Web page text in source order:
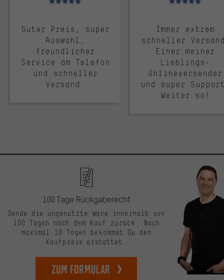
Guter Preis, super
Auswahl,
freundlicher
Service am Telefon
und schneller
Versand.
Immer extrem
schneller
Einer meiner
Lieblings-
Onlineversender
und super
Weiter so!
100 Tage Rückgaberecht
Sende die ungenutzte Ware innerhalb von
100 Tagen nach dem Kauf zurück. Nach
maximal 10 Tagen bekommst Du den
Kaufpreis erstattet.
zum Formular